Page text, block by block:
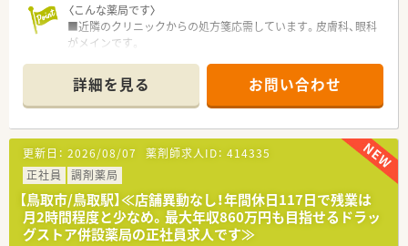
■福利厚生・研修制度を重視されている方
などお気軽にお問い合わせください！
〈こんな薬局です〉
■近隣のクリニックからの処方箋応需しています。皮膚科、眼科
がメインです。
広い設計の店舗です。患者様ががくつろげるような空間となっ
ています。
■薬剤師複数名体制で処方箋を月4,000枚程度対応しています。
■薬剤師は常勤6名、パート3名在籍しています。）（その他、事務
5名、調剤事務4名在籍）
■地域連携薬局の店舗です。
〈業務内容〉
■調剤業務・在宅医療・ＯＴＣ販売業務などをお願いいたしま
す。
詳細を見る お問い合わせ
更新日： 2026/08/07 薬剤師求人ID： 414335
正社員
調剤薬局
【鳥取市/鳥取駅】≪店舗異動なし！年間休日117日で残業は
月2時間程度と少なめ。最大年収860万円も目指せるドラッ
グストア併設薬局の正社員求人です≫